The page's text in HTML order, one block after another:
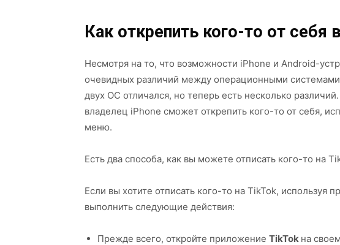
Как открепить кого-то от себя
Несмотря на то, что возможности iPhone и Android-
очевидных различий между операционными
двух ОС отличался, но теперь есть несколько
владелец iPhone сможет открепить кого-то от себя,
меню.
Есть два способа, как вы можете отписать кого-то на
Если вы хотите отписать кого-то на TikTok, используя
выполнить следующие действия:
Прежде всего, откройте приложение TikTok на